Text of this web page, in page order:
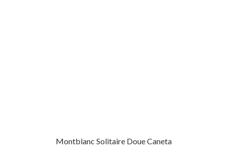
Montblanc Solitaire Doue Caneta